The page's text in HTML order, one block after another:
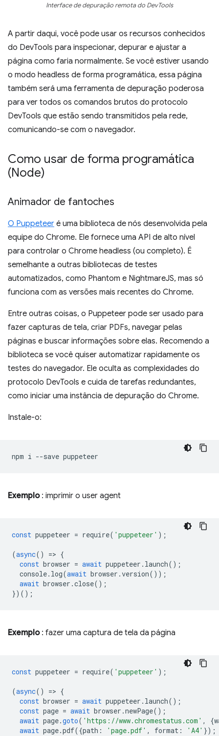
Interface de depuração remota do DevTools
A partir daqui, você pode usar os recursos conhecidos
do DevTools para inspecionar, depurar e ajustar a
página como faria normalmente. Se você estiver usando
o modo headless de forma programática, essa página
também será uma ferramenta de depuração poderosa
para ver todos os comandos brutos do protocolo
DevTools que estão sendo transmitidos pela rede,
comunicando-se com o navegador.
Como usar de forma programática
(Node)
Animador de fantoches
O Puppeteer é uma biblioteca de nós desenvolvida pela
equipe do Chrome. Ele fornece uma API de alto nível
para controlar o Chrome headless (ou completo). É
semelhante a outras bibliotecas de testes
automatizados, como Phantom e NightmareJS, mas só
funciona com as versões mais recentes do Chrome.
Entre outras coisas, o Puppeteer pode ser usado para
fazer capturas de tela, criar PDFs, navegar pelas
páginas e buscar informações sobre elas. Recomendo a
biblioteca se você quiser automatizar rapidamente os
testes do navegador. Ele oculta as complexidades do
protocolo DevTools e cuida de tarefas redundantes,
como iniciar uma instância de depuração do Chrome.
Instale-o:
npm i --save
Exemplo: imprimir o user agent
const puppeteer = require( 'puppeteer' );
(async() => {
const browser = await puppeteer . launch();
console. log(await browser .version());
await browser .close();
})();
Exemplo: fazer uma captura de tela da página
const puppeteer = require( 'puppeteer' );
(async() => {
const browser = await puppeteer . launch();
const page = await browser .newPage();
await page.goto( 'https://www.chromestatus.com' , {
await page.pdf({path : 'page.pdf' , format : 'A4' });